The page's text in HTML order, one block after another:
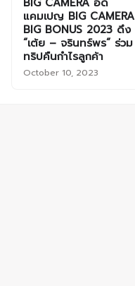
แคมเปญ BIG CAMERA
BIG BONUS 2023 ดึง
“เต้ย – จรินทร์พร” ร่วม
ทริปคืนกำไรลูกค้า
October 10, 2023